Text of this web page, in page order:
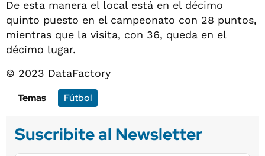
De esta manera el local está en el décimo
quinto puesto en el campeonato con 28 puntos,
mientras que la visita, con 36, queda en el
décimo lugar.
© 2023 DataFactory
Temas
Fútbol
Suscribite al Newsletter